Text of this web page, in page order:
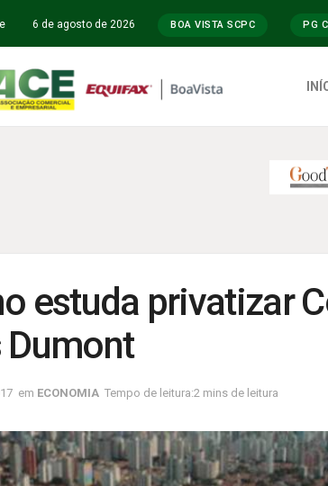
6 de agosto de 2026 BOA VISTA SCPC PG
estuda privatizar
Dumont
em ECONOMIA Tempo de leitura:2 mins de leitura